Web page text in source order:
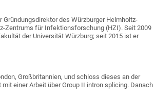
des Würzburger Helmholtz-
Zentrums für Infektionsforschung (HZI). Seit 2009
der Universität Würzburg; seit 2015 ist er
Großbritannien, und schloss dieses an der
einer Arbeit über Group II intron splicing. Danach